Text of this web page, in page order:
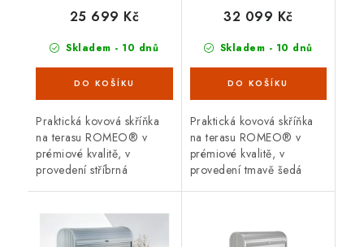
Skladem - 10 dnů
25 699 Kč
Praktická kovová skříňka
na terasu ROMEO® v
prémiové kvalitě, v
provedení stříbrná
132 x d 57 cm. Moderní
design,...
Skladem - 10 dnů
32 099 Kč
Praktická kovová skříňka
na terasu ROMEO® v
prémiové kvalitě, v
provedení tmavě šedá
design,...